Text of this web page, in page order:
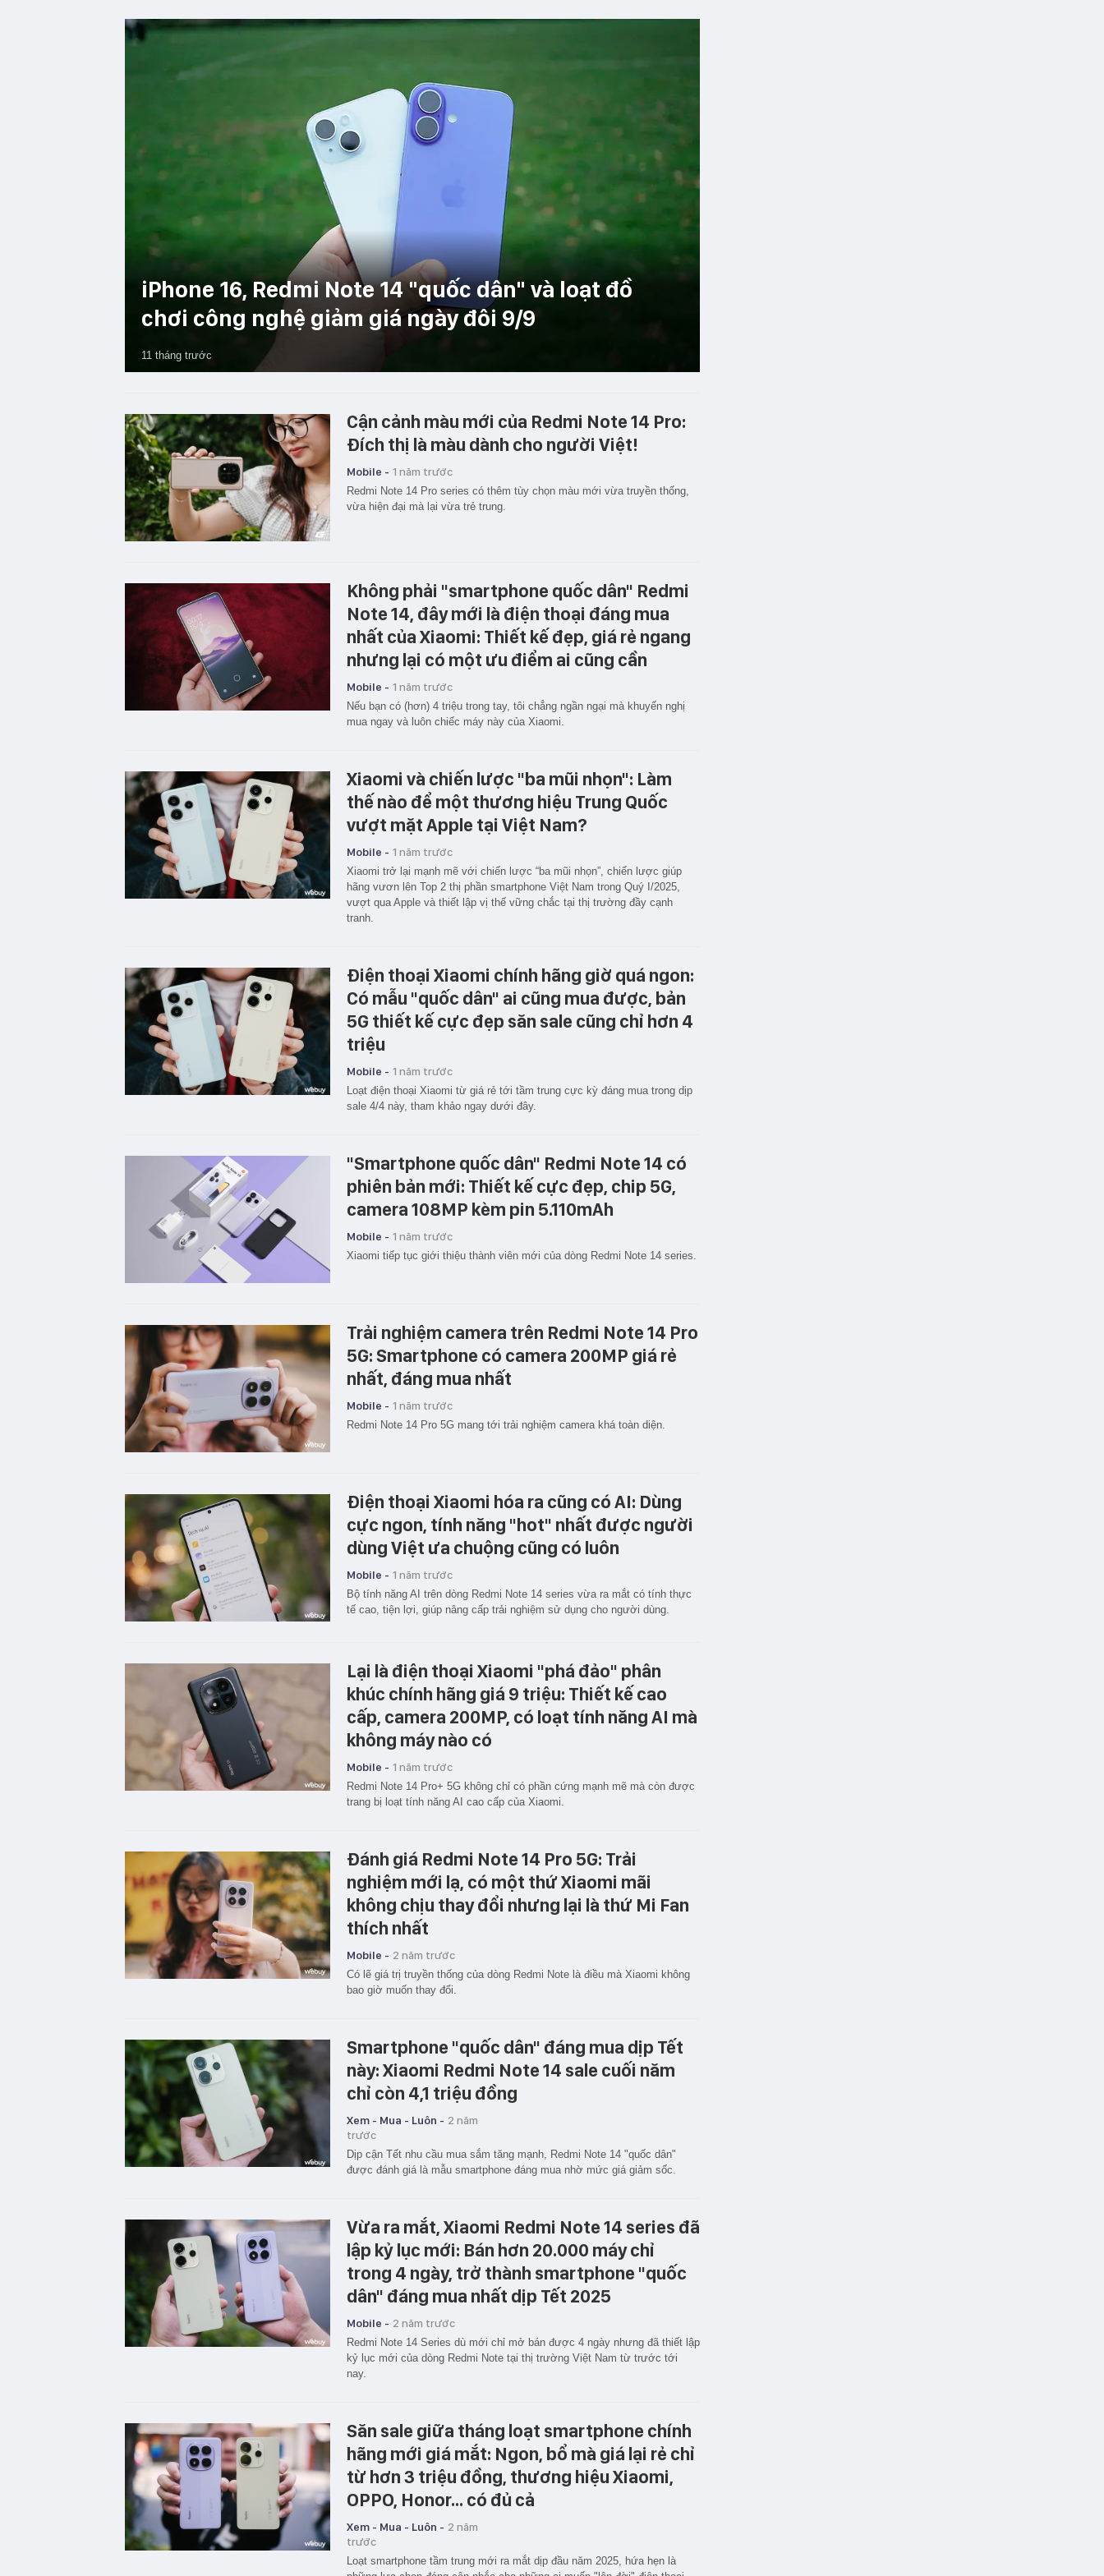
iPhone 16, Redmi Note 14 "quốc dân" và loạt đồ
chơi công nghệ giảm giá ngày đôi 9/9
11 tháng trước
Cận cảnh màu mới của Redmi Note 14 Pro:
Đích thị là màu dành cho người Việt!
Mobile - 1 năm trước
Redmi Note 14 Pro series có thêm tùy chọn màu mới vừa truyền thống,
vừa hiện đại mà lại vừa trẻ trung.
Không phải "smartphone quốc dân" Redmi
Note 14, đây mới là điện thoại đáng mua
nhất của Xiaomi: Thiết kế đẹp, giá rẻ ngang
nhưng lại có một ưu điểm ai cũng cần
Mobile - 1 năm trước
Nếu bạn có (hơn) 4 triệu trong tay, tôi chẳng ngần ngại mà khuyến nghị
mua ngay và luôn chiếc máy này của Xiaomi.
Xiaomi và chiến lược "ba mũi nhọn": Làm
thế nào để một thương hiệu Trung Quốc
vượt mặt Apple tại Việt Nam?
Mobile - 1 năm trước
Xiaomi trở lại mạnh mẽ với chiến lược “ba mũi nhọn”, chiến lược giúp
hãng vươn lên Top 2 thị phần smartphone Việt Nam trong Quý I/2025,
vượt qua Apple và thiết lập vị thế vững chắc tại thị trường đầy cạnh
tranh.
Điện thoại Xiaomi chính hãng giờ quá ngon:
Có mẫu "quốc dân" ai cũng mua được, bản
5G thiết kế cực đẹp săn sale cũng chỉ hơn 4
triệu
Mobile - 1 năm trước
Loạt điện thoại Xiaomi từ giá rẻ tới tầm trung cực kỳ đáng mua trong dịp
sale 4/4 này, tham khảo ngay dưới đây.
"Smartphone quốc dân" Redmi Note 14 có
phiên bản mới: Thiết kế cực đẹp, chip 5G,
camera 108MP kèm pin 5.110mAh
Mobile - 1 năm trước
Xiaomi tiếp tục giới thiệu thành viên mới của dòng Redmi Note 14 series.
Trải nghiệm camera trên Redmi Note 14 Pro
5G: Smartphone có camera 200MP giá rẻ
nhất, đáng mua nhất
Mobile - 1 năm trước
Redmi Note 14 Pro 5G mang tới trải nghiệm camera khá toàn diện.
Điện thoại Xiaomi hóa ra cũng có AI: Dùng
cực ngon, tính năng "hot" nhất được người
dùng Việt ưa chuộng cũng có luôn
Mobile - 1 năm trước
Bộ tính năng AI trên dòng Redmi Note 14 series vừa ra mắt có tính thực
tế cao, tiện lợi, giúp nâng cấp trải nghiệm sử dụng cho người dùng.
Lại là điện thoại Xiaomi "phá đảo" phân
khúc chính hãng giá 9 triệu: Thiết kế cao
cấp, camera 200MP, có loạt tính năng AI mà
không máy nào có
Mobile - 1 năm trước
Redmi Note 14 Pro+ 5G không chỉ có phần cứng mạnh mẽ mà còn được
trang bị loạt tính năng AI cao cấp của Xiaomi.
Đánh giá Redmi Note 14 Pro 5G: Trải
nghiệm mới lạ, có một thứ Xiaomi mãi
không chịu thay đổi nhưng lại là thứ Mi Fan
thích nhất
Mobile - 2 năm trước
Có lẽ giá trị truyền thống của dòng Redmi Note là điều mà Xiaomi không
bao giờ muốn thay đổi.
Smartphone "quốc dân" đáng mua dịp Tết
này: Xiaomi Redmi Note 14 sale cuối năm
chỉ còn 4,1 triệu đồng
Xem - Mua - Luôn - 2 năm
trước
Dịp cận Tết nhu cầu mua sắm tăng mạnh, Redmi Note 14 "quốc dân"
được đánh giá là mẫu smartphone đáng mua nhờ mức giá giảm sốc.
Vừa ra mắt, Xiaomi Redmi Note 14 series đã
lập kỷ lục mới: Bán hơn 20.000 máy chỉ
trong 4 ngày, trở thành smartphone "quốc
dân" đáng mua nhất dịp Tết 2025
Mobile - 2 năm trước
Redmi Note 14 Series dù mới chỉ mở bán được 4 ngày nhưng đã thiết lập
kỷ lục mới của dòng Redmi Note tại thị trường Việt Nam từ trước tới
nay.
Săn sale giữa tháng loạt smartphone chính
hãng mới giá mắt: Ngon, bổ mà giá lại rẻ chỉ
từ hơn 3 triệu đồng, thương hiệu Xiaomi,
OPPO, Honor... có đủ cả
Xem - Mua - Luôn - 2 năm
trước
Loạt smartphone tầm trung mới ra mắt dịp đầu năm 2025, hứa hẹn là